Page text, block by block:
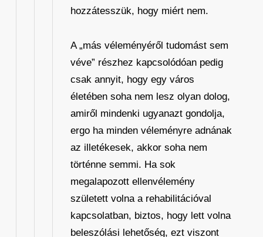
hozzátesszük, hogy miért nem.
A „más véleményéről tudomást sem
véve” részhez kapcsolódóan pedig
csak annyit, hogy egy város
életében soha nem lesz olyan dolog,
amiről mindenki ugyanazt gondolja,
ergo ha minden véleményre adnának
az illetékesek, akkor soha nem
történne semmi. Ha sok
megalapozott ellenvélemény
született volna a rehabilitációval
kapcsolatban, biztos, hogy lett volna
beleszólási lehetőség, ezt viszont